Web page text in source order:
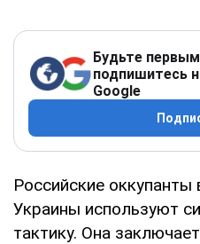
Будьте
подпишитесь
Google
Российские оккупанты
Украины используют
тактику. Она